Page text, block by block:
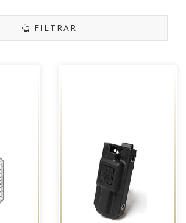
FILTRAR